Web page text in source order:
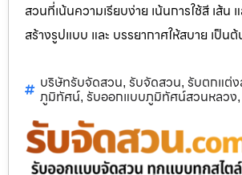
สวนที่เน้นความเรียบง่าย เน้นการใช้สี เส้น
สร้างรูปแบบ และ บรรยากาศให้สบาย เป็นต้
บริษัทรับจัดสวน, รับจัดสวน, รับตกแต่
ภูมิทัศน์, รับออกแบบภูมิทัศน์สวนหลวง,